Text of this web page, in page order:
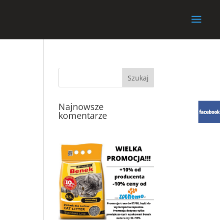
Najnowsze
komentarze